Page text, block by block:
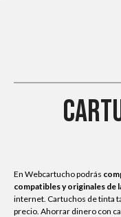
En Webcartucho podrás
compatibles y originales de
internet. Cartuchos de tinta
precio. Ahorrar dinero con